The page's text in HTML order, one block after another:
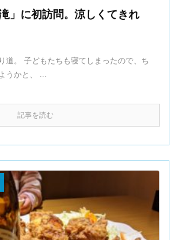
」に初訪問。涼しくてきれ
道。 子どもたちも寝てしまったので、ち
うかと、 ...
記事を読む